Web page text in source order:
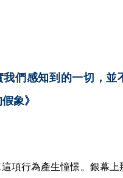
們感知到的一切，並
象》
項行為產生憧憬。銀幕